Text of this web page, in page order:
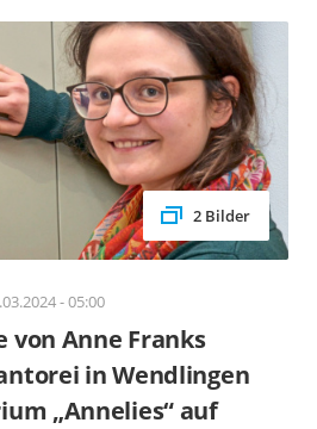
2 Bilder
- 05:00
von Anne Franks
in Wendlingen
„Annelies“ auf